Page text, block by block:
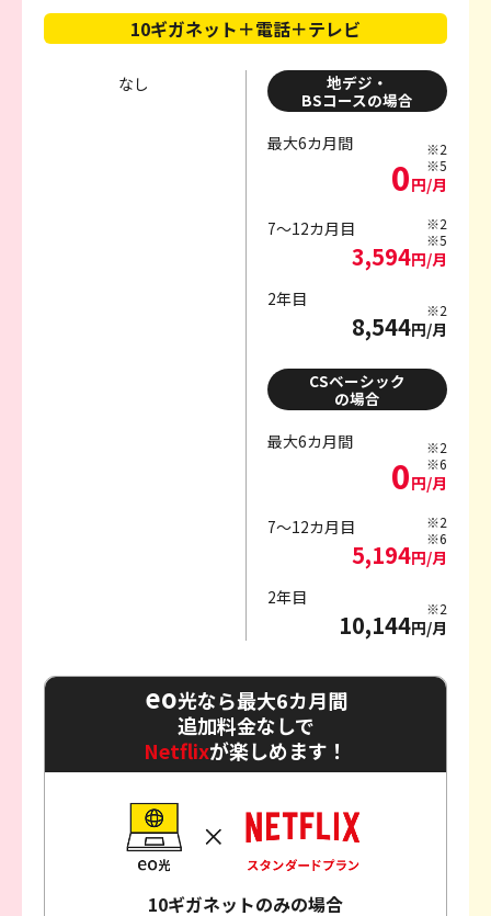
10ギガネット＋電話＋テレビ
なし
地デジ・
BSコースの場合
最大6カ月間
0円/月
※2
※5
7～12カ月目
3,594円/月
※2
※5
2年目
8,544円/月
※2
CSベーシック
の場合
最大6カ月間
0円/月
※2
※6
7～12カ月目
5,194円/月
※2
※6
2年目
10,144円/月
※2
eo光なら最大6カ月間
追加料金なしで
Netflixが楽しめます！
10ギガネットのみの場合